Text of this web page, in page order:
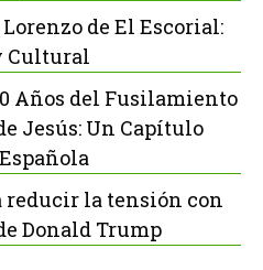
de El Escorial:
Cultural
Años del Fusilamiento
Jesús: Un Capítulo
reducir la tensión con
Donald Trump